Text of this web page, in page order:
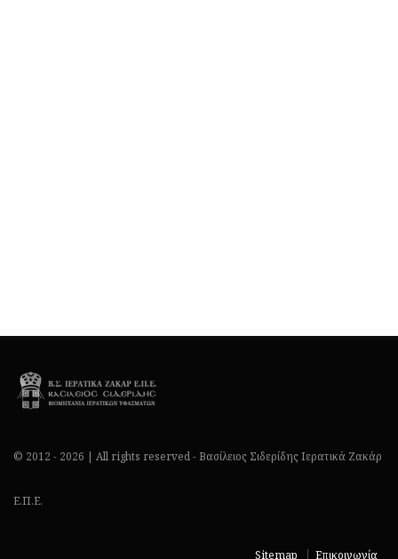
© 2012 - 2026 | All rights reserved - Βασίλειος Σιδερίδης Ιερατικά Ζακάρ
Ε.Π.Ε.
Sitemap Επικοινωνία